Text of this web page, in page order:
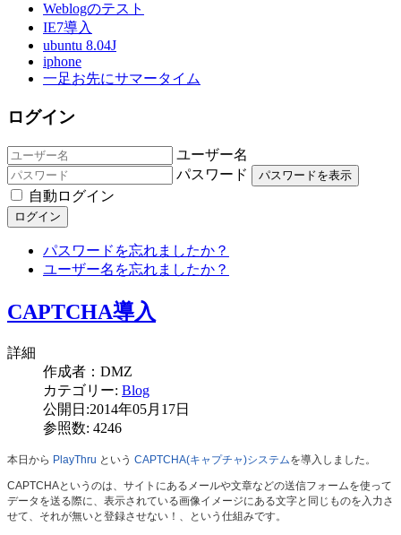
Weblogのテスト
IE7導入
ubuntu 8.04J
iphone
一足お先にサマータイム
ログイン
ユーザー名
パスワード
パスワードを表示
自動ログイン
ログイン
パスワードを忘れましたか？
ユーザー名を忘れましたか？
CAPTCHA導入
詳細
作成者： DMZ
カテゴリー: Blog
公開日:2014年05月17日
参照数: 4246
本日から PlayThru という CAPTCHA(キャプチャ)システムを導入しました。
CAPTCHAというのは、サイトにあるメールや文章などの送信フォームを使って
データを送る際に、表示されている画像イメージにある文字と同じものを入力さ
せて、それが無いと登録させない！、という仕組みです。